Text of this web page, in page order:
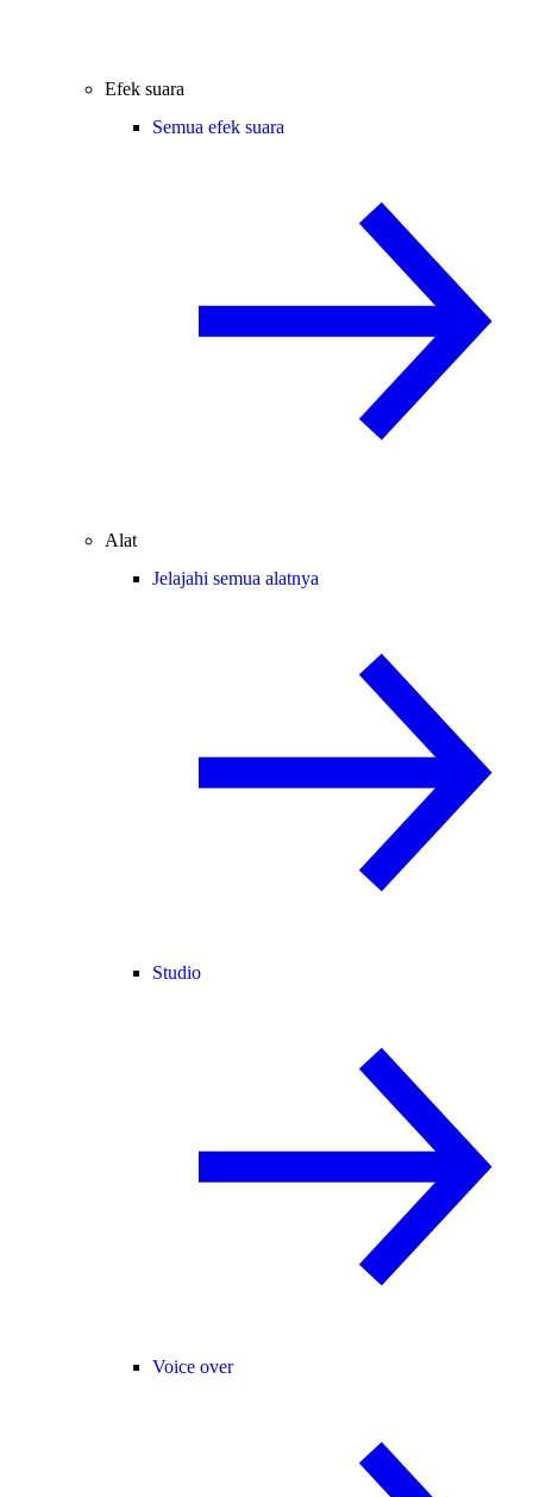
Efek suara
Semua efek suara
Alat
Jelajahi semua alatnya
Studio
Voice over